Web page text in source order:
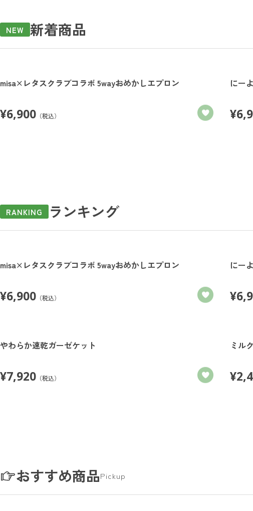
NEW 新着商品
misa×レタスクラブコラボ 5wayおめかしエプロン
¥6,900 （税込）
にー
¥
RANKING ランキング
misa×レタスクラブコラボ 5wayおめかしエプロン
¥6,900 （税込）
にー
¥
やわらか速乾ガーゼケット
¥7,920 （税込）
ミル
¥
おすすめ商品Pickup